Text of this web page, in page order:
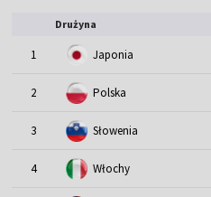
Drużyna
1 Japonia
2 Polska
3 Słowenia
4 Włochy